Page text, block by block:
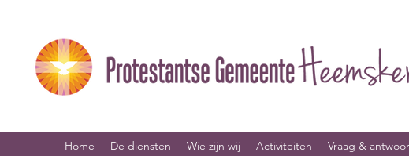
Home De diensten Wie zijn wij Activiteiten Vraag &